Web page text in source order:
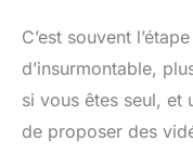
C’est souvent
d’insurmontable,
si vous êtes seul, et
de proposer des